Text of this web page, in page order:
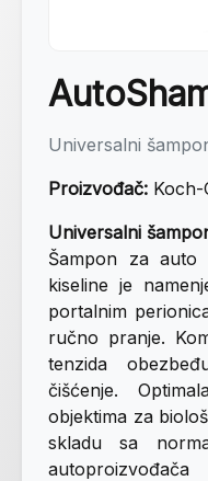
Universalni
Proizvođač: Koch-
Universalni
Šampon za auto
kiseline je
portalnim
ručno pranje.
tenzida
čišćenje.
objektima za
skladu sa